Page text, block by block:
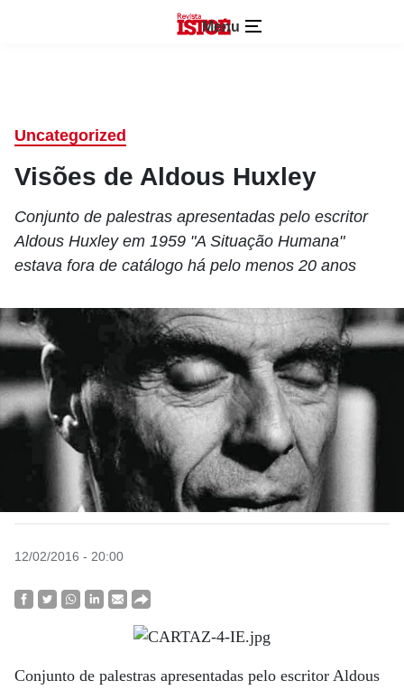
Menu
Uncategorized
Visões de Aldous Huxley
Conjunto de palestras apresentadas pelo escritor
Aldous Huxley em 1959 "A Situação Humana"
estava fora de catálogo há pelo menos 20 anos
12/02/2016 - 20:00
Conjunto de palestras apresentadas pelo escritor Aldous